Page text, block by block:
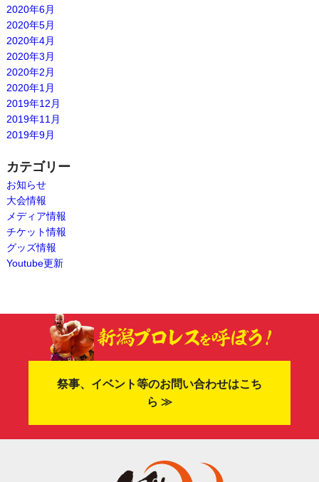
2020年6月
2020年5月
2020年4月
2020年3月
2020年2月
2020年1月
2019年12月
2019年11月
2019年9月
カテゴリー
お知らせ
大会情報
メディア情報
チケット情報
グッズ情報
Youtube更新
祭事、イベント等のお問い合わせはこち
ら ≫